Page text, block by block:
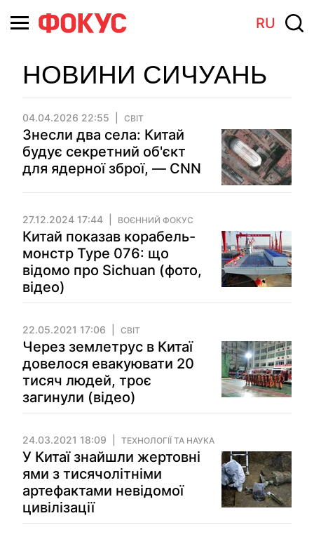
RU
НОВИНИ СИЧУАНЬ
04.04.2026 22:55 СВІТ
Знесли два села: Китай
будує секретний об'єкт
для ядерної зброї, — CNN
27.12.2024 17:44 ВОЄННИЙ ФОКУС
Китай показав корабель-
монстр Type 076: що
відомо про Sichuan (фото,
відео)
22.05.2021 17:06 СВІТ
Через землетрус в Китаї
довелося евакуювати 20
тисяч людей, троє
загинули (відео)
24.03.2021 18:09 ТЕХНОЛОГІЇ ТА НАУКА
У Китаї знайшли жертовні
ями з тисячолітніми
артефактами невідомої
цивілізації